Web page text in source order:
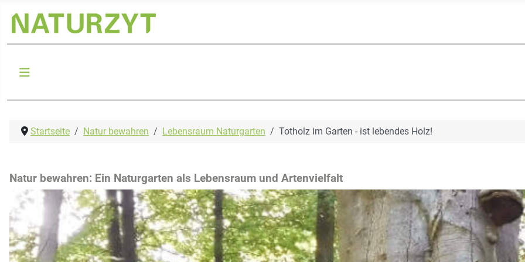
Startseite Natur bewahren Lebensraum Naturgarten Totholz im Garten - ist lebendes Holz!
Natur bewahren: Ein Naturgarten als Lebensraum und Artenvielfalt